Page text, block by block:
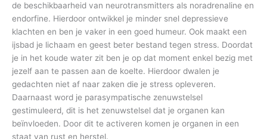
de beschikbaarheid van neurotransmitters als noradrenaline en
endorfine. Hierdoor ontwikkel je minder snel depressieve
klachten en ben je vaker in een goed humeur. Ook maakt een
ijsbad je lichaam en geest beter bestand tegen stress. Doordat
je in het koude water zit ben je op dat moment enkel bezig met
jezelf aan te passen aan de koelte. Hierdoor dwalen je
gedachten niet af naar zaken die je stress opleveren.
Daarnaast word je parasympatische zenuwstelsel
gestimuleerd, dit is het zenuwstelsel dat je organen kan
beïnvloeden. Door dit te activeren komen je organen in een
staat van rust en herstel.